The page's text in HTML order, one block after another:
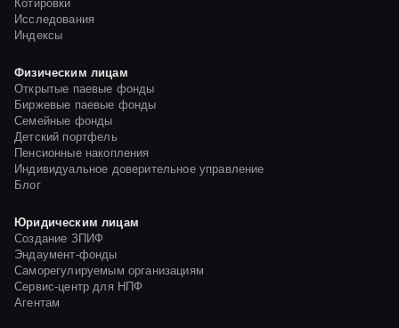
Котировки
Исследования
Индексы
Физическим лицам
Открытые паевые фонды
Биржевые паевые фонды
Семейные фонды
Детский портфель
Пенсионные накопления
Индивидуальное доверительное управление
Блог
Юридическим лицам
Создание ЗПИФ
Эндаумент-фонды
Саморегулируемым организациям
Сервис-центр для НПФ
Агентам